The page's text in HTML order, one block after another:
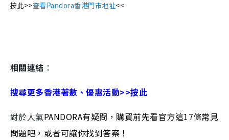
按此>>查看Pandora香港門市地址<<
相關連結 ：
搜尋更多香港著數、優惠活動>>按此
對於人氣PANDORA有疑問，購買前先看官方這17條常見
問題吧，或者可讓你找到答案！